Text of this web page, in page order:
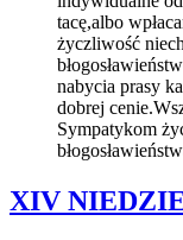
tacę,albo
życzliwość
nabycia prasy
dobrej
Sympatykom
XIV